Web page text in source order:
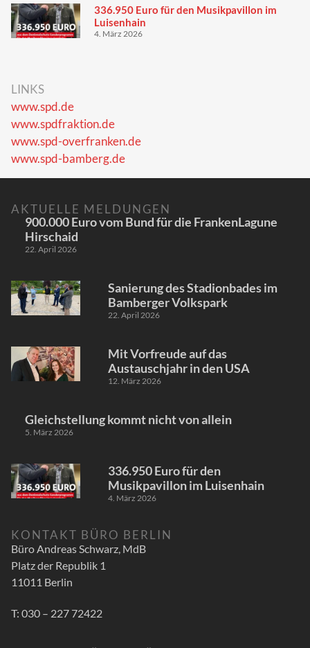
336.950 Euro für den Musikpavillon im
Luisenhain
4. März 2026
LINKS
www.spd.de
www.spdfraktion.de
www.spd-overfranken.de
www.spd-bamberg.de
AKTUELLE MELDUNGEN
900.000 Euro vom Bund für die FrankenLagune
Hirschaid
22. April 2026
Sanierung des Stadionbades im
Bamberger Volkspark
22. April 2026
Mit Vorfreude auf das
Austauschjahr in den USA
12. März 2026
Gleichstellung kommt nicht von allein
5. März 2026
336.950 Euro für den
Musikpavillon im Luisenhain
4. März 2026
KONTAKT BÜRO BERLIN
Büro Andreas Schwarz, MdB
Platz der Republik 1
11011 Berlin
T: 030 – 227 72422